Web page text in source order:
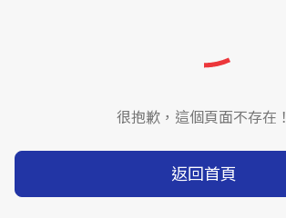
很抱歉，這個頁面不存在！
返回首頁